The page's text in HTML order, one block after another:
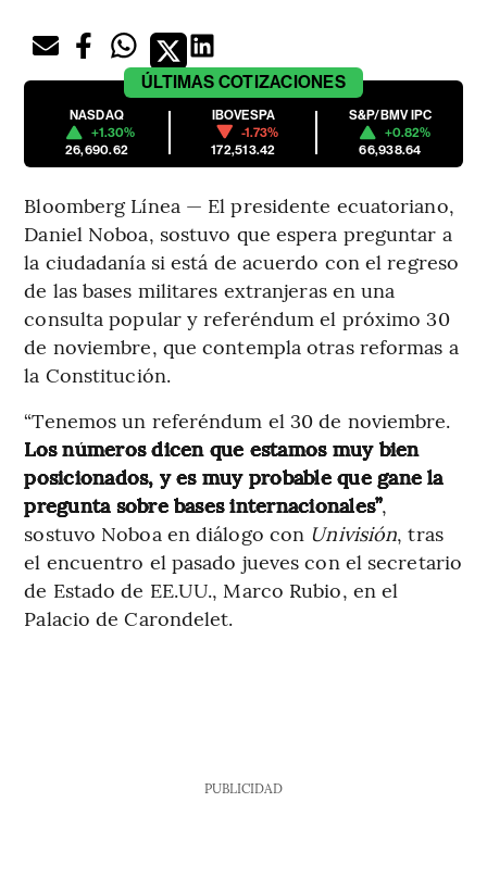
ÚLTIMAS COTIZACIONES
NASDAQ
+1.30%
26,690.62
IBOVESPA
-1.73%
172,513.42
S&P/BMV IPC
+0.82%
66,938.64
Bloomberg Línea — El presidente ecuatoriano,
Daniel Noboa, sostuvo que espera preguntar a
la ciudadanía si está de acuerdo con el regreso
de las bases militares extranjeras en una
consulta popular y referéndum el próximo 30
de noviembre, que contempla otras reformas a
la Constitución.
“Tenemos un referéndum el 30 de noviembre.
Los números dicen que estamos muy bien
posicionados, y es muy probable que gane la
pregunta sobre bases internacionales”,
sostuvo Noboa en diálogo con Univisión, tras
el encuentro el pasado jueves con el secretario
de Estado de EE.UU., Marco Rubio, en el
Palacio de Carondelet.
PUBLICIDAD